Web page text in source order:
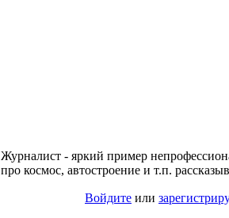
Журналист - яркий пример
про космос, автостроение и т.п.
Войдите или